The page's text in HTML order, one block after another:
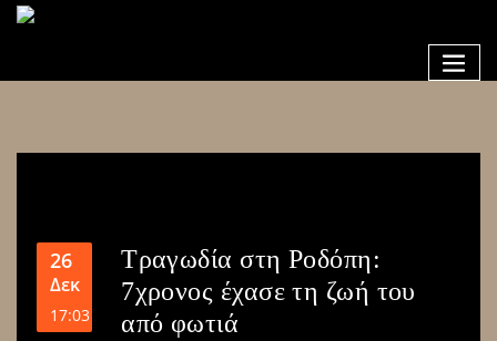
26
Δεκ
17:03
Τραγωδία στη Ροδόπη:
7χρονος έχασε τη ζωή του
από φωτιά